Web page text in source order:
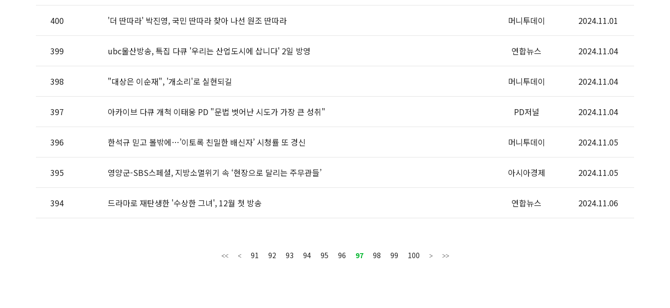
400 '더 딴따라' 박진영, 국민 딴따라 찾아 나선 원조 딴따라 머니투데이 2024.11.01
399 ubc울산방송, 특집 다큐 '우리는 산업도시에 삽니다' 2일 방영 연합뉴스 2024.11.04
398 "대상은 이순재", '개소리'로 실현되길 머니투데이 2024.11.04
397 아카이브 다큐 개척 이태웅 PD "문법 벗어난 시도가 가장 큰 성취" PD저널 2024.11.04
396 한석규 믿고 볼밖에…’이토록 친밀한 배신자’ 시청률 또 경신 머니투데이 2024.11.05
395 영양군-SBS스페셜, 지방소멸위기 속 ‘현장으로 달리는 주무관들’ 아시아경제 2024.11.05
394 드라마로 재탄생한 '수상한 그녀', 12월 첫 방송 연합뉴스 2024.11.06
91 92 93 94 95 96 97 98 99 100